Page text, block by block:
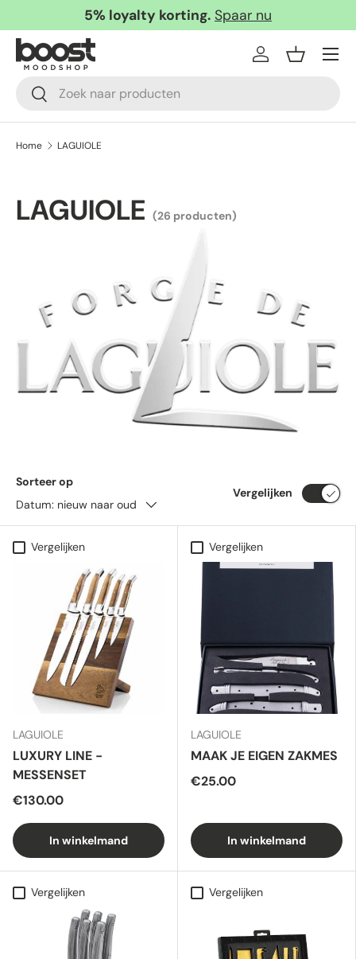
Ga naar inhoud
5% loyalty korting. Spaar nu
Zoeken
Zoeken
InloggenMandje
Menu
Home LAGUIOLE
LAGUIOLE (26 producten)
Sorteer op
Datum: nieuw naar oud
Vergelijken
Vergelijken
LAGUIOLE
LUXURY LINE -
MESSENSET
€130.00
In winkelmand
Vergelijken
LAGUIOLE
MAAK JE EIGEN ZAKMES
€25.00
In winkelmand
Vergelijken Vergelijken